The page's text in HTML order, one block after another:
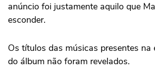
anúncio foi justamente aquilo que
esconder.
Os títulos das músicas presentes na
do álbum não foram revelados.